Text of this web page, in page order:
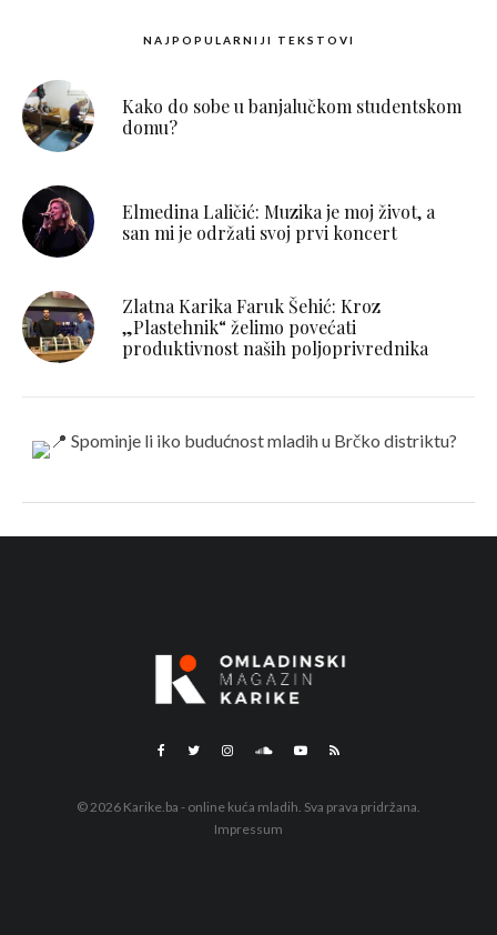
NAJPOPULARNIJI TEKSTOVI
Kako do sobe u banjalučkom studentskom
domu?
Elmedina Laličić: Muzika je moj život, a
san mi je održati svoj prvi koncert
Zlatna Karika Faruk Šehić: Kroz
„Plastehnik“ želimo povećati
produktivnost naših poljoprivrednika
© 2026 Karike.ba - online kuća mladih. Sva prava pridržana.
Impressum